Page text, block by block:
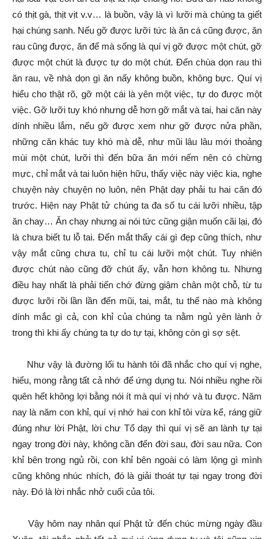
có thịt gà, thịt vịt v.v… là buồn, vậy là vì lưỡi mà chúng ta giết
hại chúng sanh. Nếu gỡ được lưỡi tức là ăn cá cũng được, ăn
rau cũng được, ăn để mà sống là quí vị gỡ được một chút, gỡ
được một chút là được tự do một chút. Đến chùa dọn rau thì
ăn rau, về nhà dọn gì ăn nấy không buồn, không bực. Quí vị
hiểu cho thật rõ, gỡ một cái là yên một việc, tự do được một
việc. Gỡ lưỡi tuy khó nhưng dễ hơn gỡ mắt và tai, hai căn này
dính nhiều lắm, nếu gỡ được xem như gỡ được nửa phần,
những căn khác tuy khó mà dễ, như mũi lâu lâu mới thoảng
mùi một chút, lưỡi thì đến bữa ăn mới nếm nên có chừng
mực, chỉ mắt và tai luôn hiện hữu, thấy việc này việc kia, nghe
chuyện này chuyện nọ luôn, nên Phật dạy phải tu hai căn đó
trước. Hiện nay Phật tử chúng ta đa số tu cái lưỡi nhiều, tập
ăn chay… Ăn chay nhưng ai nói tức cũng giận muốn cãi lại, đó
là chưa biết tu lỗ tai. Đến mắt thấy cái gì đẹp cũng thích, như
vậy mắt cũng chưa tu, chỉ tu cái lưỡi một chút. Tuy nhiên
được chút nào cũng đỡ chút ấy, vẫn hơn không tu. Nhưng
điều hay nhất là phải tiến chớ đừng giậm chân một chỗ, từ tu
được lưỡi rồi lần lần đến mũi, tai, mắt, tu thế nào mà không
dính mắc gì cả, con khỉ của chúng ta nằm ngủ yên lành ở
trong thì khi ấy chúng ta tự do tự tại, không còn gì sợ sệt.
Như vậy là đường lối tu hành tôi đã nhắc cho quí vị nghe,
hiểu, mong rằng tất cả nhớ để ứng dụng tu. Nói nhiều nghe rồi
quên hết không lợi bằng nói ít mà quí vị nhớ và tu được. Năm
nay là năm con khỉ, quí vị nhớ hai con khỉ tôi vừa kể, ráng giữ
đúng như lời Phật, lời chư Tổ dạy thì quí vị sẽ an lành tự tại
ngay trong đời này, không cần đến đời sau, đời sau nữa. Con
khỉ bên trong ngủ rồi, con khỉ bên ngoài có làm lộng gì mình
cũng không nhúc nhích, đó là giải thoát tự tại ngay trong đời
này. Đó là lời nhắc nhở cuối của tôi.
Vậy hôm nay nhân quí Phật tử đến chúc mừng ngày đầu